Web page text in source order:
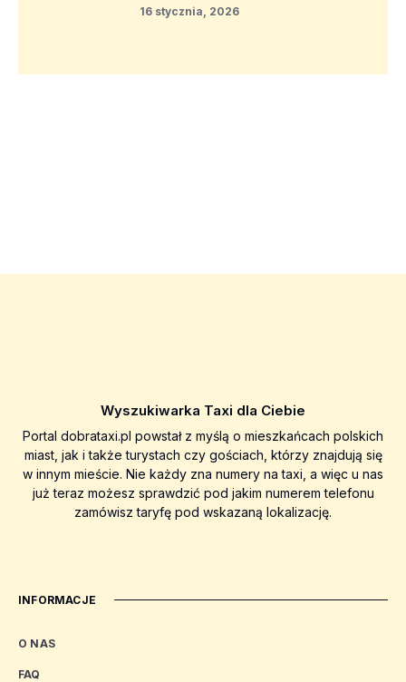
16 stycznia, 2026
Wyszukiwarka Taxi dla Ciebie
Portal dobrataxi.pl powstał z myślą o mieszkańcach polskich
miast, jak i także turystach czy gościach, którzy znajdują się
w innym mieście. Nie każdy zna numery na taxi, a więc u nas
już teraz możesz sprawdzić pod jakim numerem telefonu
zamówisz taryfę pod wskazaną lokalizację.
INFORMACJE
O NAS
FAQ